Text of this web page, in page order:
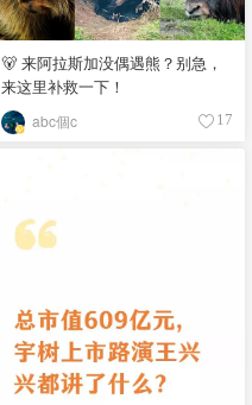
🐻 来阿拉斯加没偶遇熊？别急，
来这里补救一下！
abc個c 17